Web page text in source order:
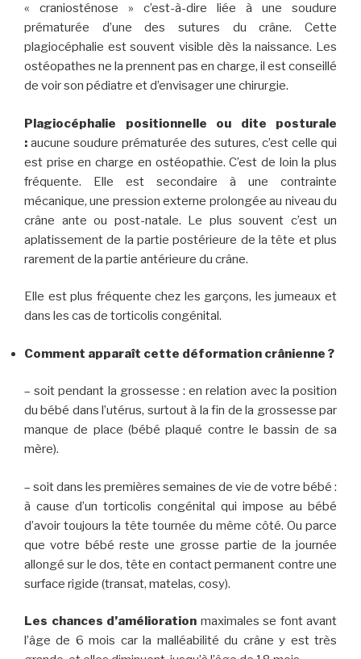
« craniosténose » c’est-à-dire liée à une soudure
prématurée d’une des sutures du crâne. Cette
plagiocéphalie est souvent visible dès la naissance. Les
ostéopathes ne la prennent pas en charge, il est conseillé
de voir son pédiatre et d’envisager une chirurgie.
Plagiocéphalie positionnelle ou dite posturale
: aucune soudure prématurée des sutures, c’est celle qui
est prise en charge en ostéopathie. C’est de loin la plus
fréquente. Elle est secondaire à une contrainte
mécanique, une pression externe prolongée au niveau du
crâne ante ou post-natale. Le plus souvent c’est un
aplatissement de la partie postérieure de la tête et plus
rarement de la partie antérieure du crâne.
Elle est plus fréquente chez les garçons, les jumeaux et
dans les cas de torticolis congénital.
Comment apparaît cette déformation crânienne ?
– soit pendant la grossesse : en relation avec la position
du bébé dans l’utérus, surtout à la fin de la grossesse par
manque de place (bébé plaqué contre le bassin de sa
mère).
– soit dans les premières semaines de vie de votre bébé :
à cause d’un torticolis congénital qui impose au bébé
d’avoir toujours la tête tournée du même côté. Ou parce
que votre bébé reste une grosse partie de la journée
allongé sur le dos, tête en contact permanent contre une
surface rigide (transat, matelas, cosy).
Les chances d’amélioration maximales se font avant
l’âge de 6 mois car la malléabilité du crâne y est très